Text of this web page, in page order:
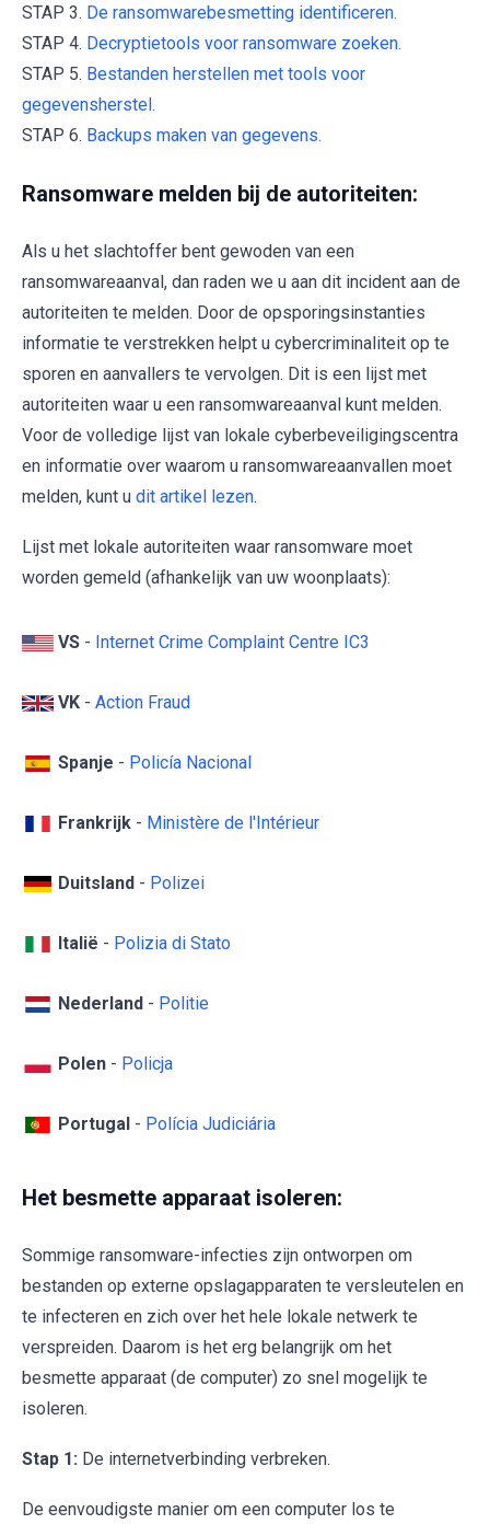
STAP 3. De ransomwarebesmetting identificeren.
STAP 4. Decryptietools voor ransomware zoeken.
STAP 5. Bestanden herstellen met tools voor
gegevensherstel.
STAP 6. Backups maken van gegevens.
Ransomware melden bij de autoriteiten:
Als u het slachtoffer bent gewoden van een
ransomwareaanval, dan raden we u aan dit incident aan de
autoriteiten te melden. Door de opsporingsinstanties
informatie te verstrekken helpt u cybercriminaliteit op te
sporen en aanvallers te vervolgen. Dit is een lijst met
autoriteiten waar u een ransomwareaanval kunt melden.
Voor de volledige lijst van lokale cyberbeveiligingscentra
en informatie over waarom u ransomwareaanvallen moet
melden, kunt u dit artikel lezen.
Lijst met lokale autoriteiten waar ransomware moet
worden gemeld (afhankelijk van uw woonplaats):
VS - Internet Crime Complaint Centre IC3
VK - Action Fraud
Spanje - Policía Nacional
Frankrijk - Ministère de l'Intérieur
Duitsland - Polizei
Italië - Polizia di Stato
Nederland - Politie
Polen - Policja
Portugal - Polícia Judiciária
Het besmette apparaat isoleren:
Sommige ransomware-infecties zijn ontworpen om
bestanden op externe opslagapparaten te versleutelen en
te infecteren en zich over het hele lokale netwerk te
verspreiden. Daarom is het erg belangrijk om het
besmette apparaat (de computer) zo snel mogelijk te
isoleren.
Stap 1: De internetverbinding verbreken.
De eenvoudigste manier om een computer los te